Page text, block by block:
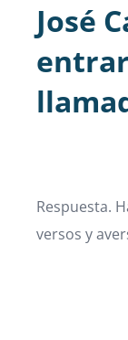
José
Respuesta.
versos y